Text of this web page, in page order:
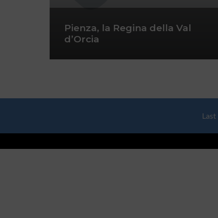
Pienza, la Regina della Val
d’Orcia